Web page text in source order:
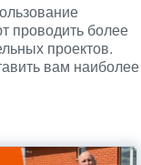
проводить более
проектов.
вам наиболее